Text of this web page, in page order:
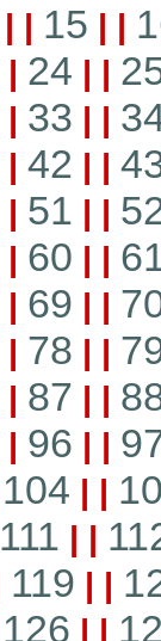
| | 15 | |
| 24 | |
| 33 | |
| 42 | |
| 51 | |
| 60 | |
| 69 | |
| 78 | |
| 87 | |
| 96 | |
104 | |
111 | |
119 | |
126 | |